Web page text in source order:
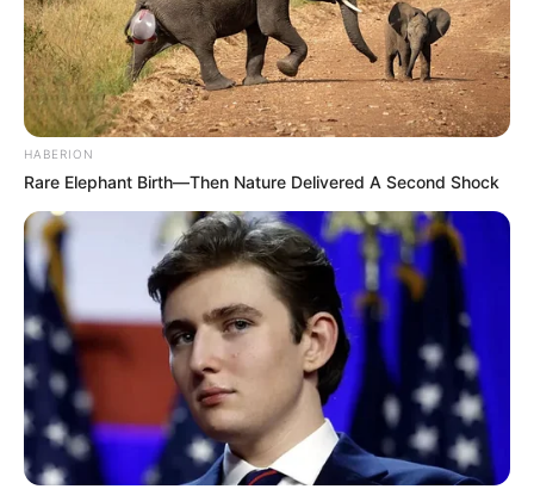
Délben is rekordközeli a részvétel a választáson!
Ma reggel elrajtolt a 2026-os országgyűlési
HABERION
Rare Elephant Birth—Then Nature Delivered A Second Shock